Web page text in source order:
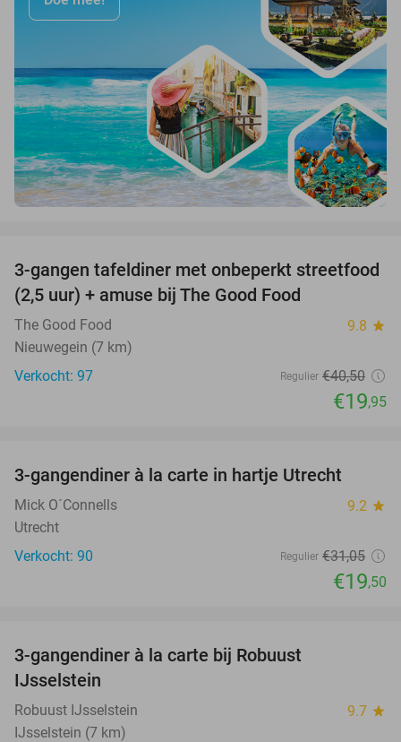
51%
3-gangen tafeldiner met onbeperkt streetfood
(2,5 uur) + amuse bij The Good Food
The Good Food 9.8 star
Nieuwegein (7 km)
Verkocht: 97
Regulier €40,50
€19,95
3-gangendiner à la carte in hartje Utrecht
Mick O´Connells 9.2 star
Utrecht
Verkocht: 90
Regulier €31,05
€19,50
3-gangendiner à la carte bij Robuust
IJsselstein
Robuust IJsselstein 9.7 star
IJsselstein (7 km)